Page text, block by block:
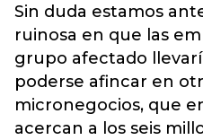
Sin duda estamos
ruinosa en que las
grupo afectado
poderse afincar en
micronegocios, que
acercan a los seis